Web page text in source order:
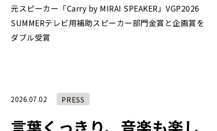
元スピーカー「Carry by MIRAI SPEAKER」VGP2026
SUMMERテレビ用補助スピーカー部門金賞と企画賞を
ダブル受賞
2026.07.02 PRESS